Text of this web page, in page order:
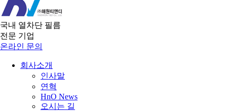
국내 열차단 필름
전문 기업
온라인 문의
회사소개
인사말
연혁
HnO News
오시는 길